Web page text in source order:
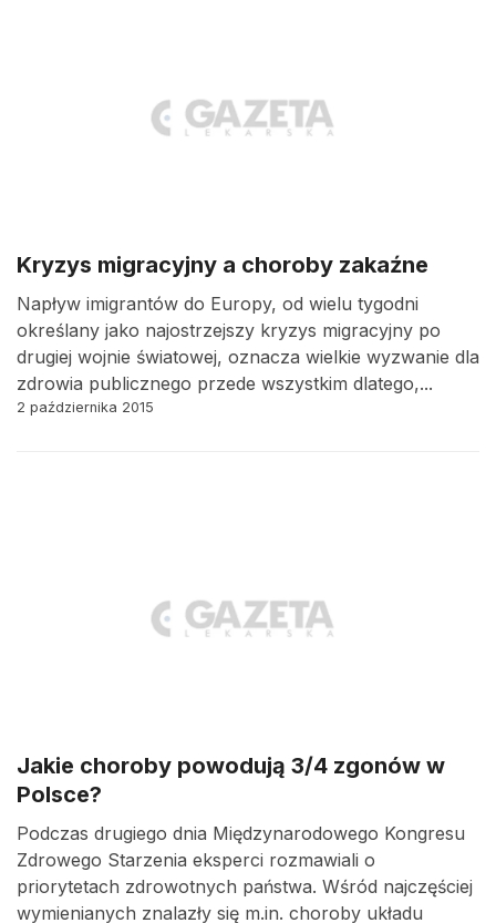
Kryzys migracyjny a choroby zakaźne
Napływ imigrantów do Europy, od wielu tygodni
określany jako najostrzejszy kryzys migracyjny po
drugiej wojnie światowej, oznacza wielkie wyzwanie dla
zdrowia publicznego przede wszystkim dlatego,...
2 października 2015
Jakie choroby powodują 3/4 zgonów w
Polsce?
Podczas drugiego dnia Międzynarodowego Kongresu
Zdrowego Starzenia eksperci rozmawiali o
priorytetach zdrowotnych państwa. Wśród najczęściej
wymienianych znalazły się m.in. choroby układu